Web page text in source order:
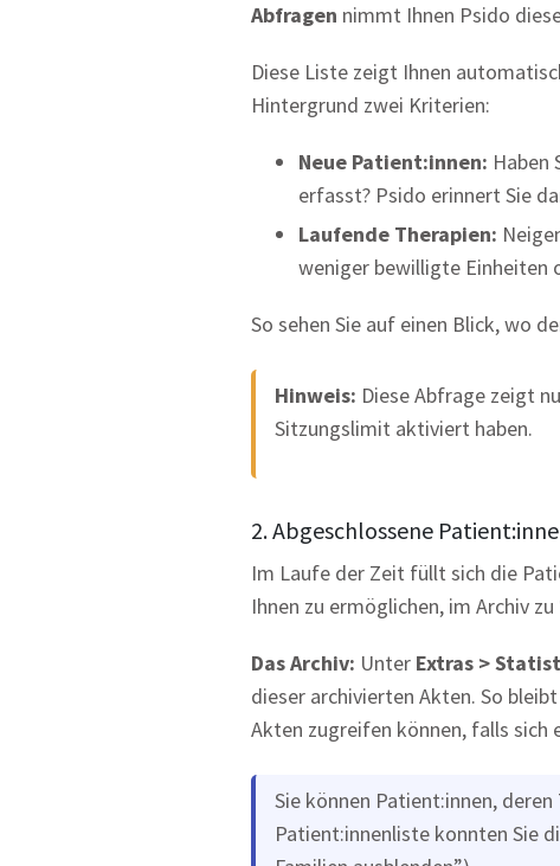
Abfragen nimmt Ihnen Psido
Diese Liste zeigt Ihnen
Hintergrund zwei Kriterien:
Neue Patient:innen: Haben
erfasst? Psido erinnert Sie
Laufende Therapien:
weniger bewilligte Einheiten
So sehen Sie auf einen Blick, wo
Hinweis: Diese Abfrage zeigt
Sitzungslimit aktiviert haben.
2. Abgeschlossene
Im Laufe der Zeit füllt sich die
Ihnen zu ermöglichen, im Archiv
Das Archiv: Unter Extras >
dieser archivierten Akten. So
Akten zugreifen können, falls sich
Sie können Patient:innen,
Patient:innenliste konnten Sie